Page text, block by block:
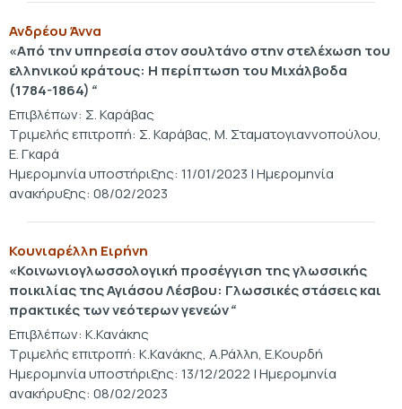
Ανδρέου Άννα
«Από την υπηρεσία στον σουλτάνο στην στελέχωση του
ελληνικού κράτους: H περίπτωση του Μιχάλβοδα
(1784-1864) “
Επιβλέπων: Σ. Καράβας
Τριμελής επιτροπή: Σ. Καράβας, Μ. Σταματογιαννοπούλου,
Ε. Γκαρά
Ημερομηνία υποστήριξης: 11/01/2023 | Ημερομηνία
ανακήρυξης: 08/02/2023
Κουνιαρέλλη Ειρήνη
«Κοινωνιογλωσσολογική προσέγγιση της γλωσσικής
ποικιλίας της Αγιάσου Λέσβου: Γλωσσικές στάσεις και
πρακτικές των νεότερων γενεών“
Επιβλέπων: Κ.Κανάκης
Τριμελής επιτροπή: K.Κανάκης, Α.Ράλλη, Ε.Κουρδή
Ημερομηνία υποστήριξης: 13/12/2022 | Ημερομηνία
ανακήρυξης: 08/02/2023